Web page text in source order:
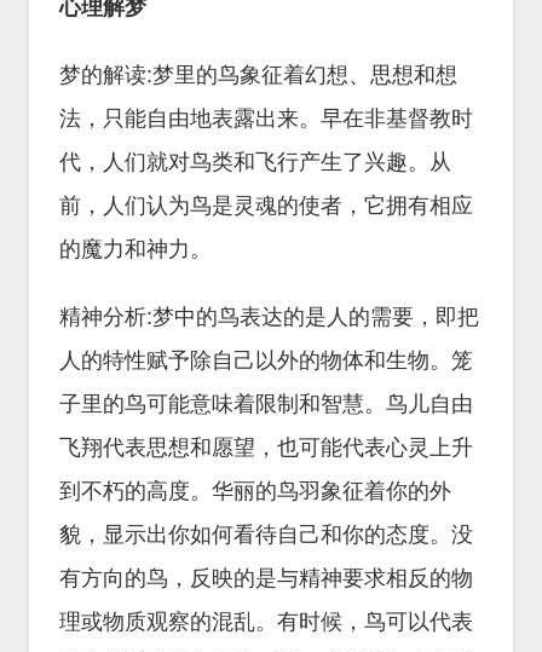
心理解梦
梦的解读:梦里的鸟象征着幻想、思想和想
法，只能自由地表露出来。早在非基督教时
代，人们就对鸟类和飞行产生了兴趣。从
前，人们认为鸟是灵魂的使者，它拥有相应
的魔力和神力。
精神分析:梦中的鸟表达的是人的需要，即把
人的特性赋予除自己以外的物体和生物。笼
子里的鸟可能意味着限制和智慧。鸟儿自由
飞翔代表思想和愿望，也可能代表心灵上升
到不朽的高度。华丽的鸟羽象征着你的外
貌，显示出你如何看待自己和你的态度。没
有方向的鸟，反映的是与精神要求相反的物
理或物质观察的混乱。有时候，鸟可以代表